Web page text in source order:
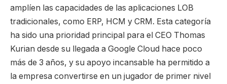
amplíen las capacidades de las aplicaciones LOB
tradicionales, como ERP, HCM y CRM. Esta categoría
ha sido una prioridad principal para el CEO Thomas
Kurian desde su llegada a Google Cloud hace poco
más de 3 años, y su apoyo incansable ha permitido a
la empresa convertirse en un jugador de primer nivel